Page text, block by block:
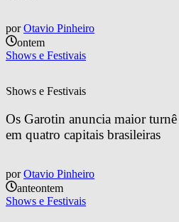
por Otavio Pinheiro
ontem
Shows e Festivais
Shows e Festivais
Os Garotin anuncia maior
em quatro capitais brasileiras
por Otavio Pinheiro
anteontem
Shows e Festivais